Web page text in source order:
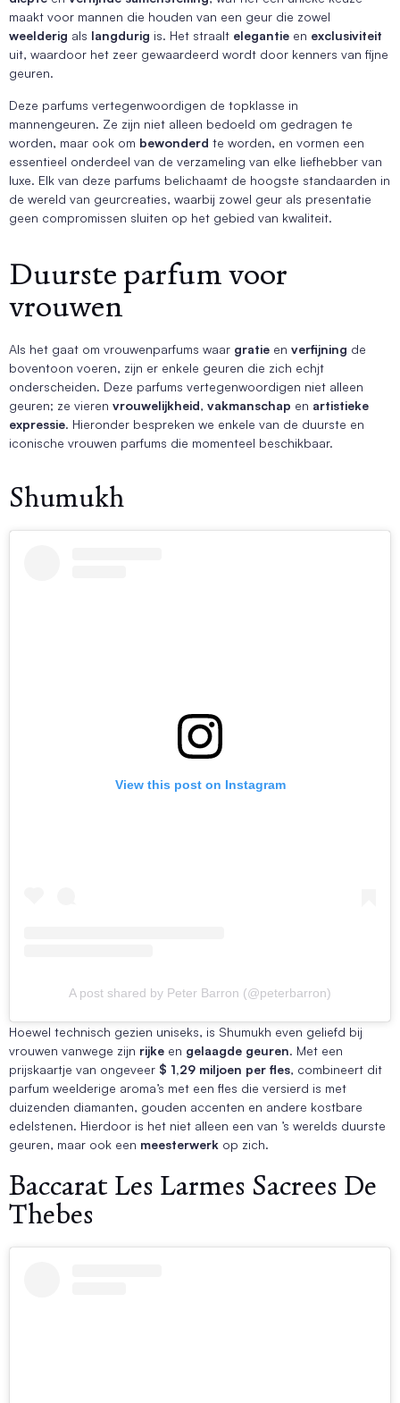
maakt voor mannen die houden van een geur die zowel
weelderig als langdurig is. Het straalt elegantie en exclusiviteit
uit, waardoor het zeer gewaardeerd wordt door kenners van fijne
geuren.
Deze parfums vertegenwoordigen de topklasse in
mannengeuren. Ze zijn niet alleen bedoeld om gedragen te
worden, maar ook om bewonderd te worden, en vormen een
essentieel onderdeel van de verzameling van elke liefhebber van
luxe. Elk van deze parfums belichaamt de hoogste standaarden in
de wereld van geurcreaties, waarbij zowel geur als presentatie
geen compromissen sluiten op het gebied van kwaliteit.
Duurste parfum voor
vrouwen
Als het gaat om vrouwenparfums waar gratie en verfijning de
boventoon voeren, zijn er enkele geuren die zich echjt
onderscheiden. Deze parfums vertegenwoordigen niet alleen
geuren; ze vieren vrouwelijkheid, vakmanschap en artistieke
expressie. Hieronder bespreken we enkele van de duurste en
iconische vrouwen parfums die momenteel beschikbaar.
Shumukh
View this post on Instagram
A post shared by Peter Barron (@peterbarron)
Hoewel technisch gezien uniseks, is Shumukh even geliefd bij
vrouwen vanwege zijn rijke en gelaagde geuren. Met een
prijskaartje van ongeveer $ 1,29 miljoen per fles, combineert dit
parfum weelderige aroma’s met een fles die versierd is met
duizenden diamanten, gouden accenten en andere kostbare
edelstenen. Hierdoor is het niet alleen een van ’s werelds duurste
geuren, maar ook een meesterwerk op zich.
Baccarat Les Larmes Sacrees De
Thebes